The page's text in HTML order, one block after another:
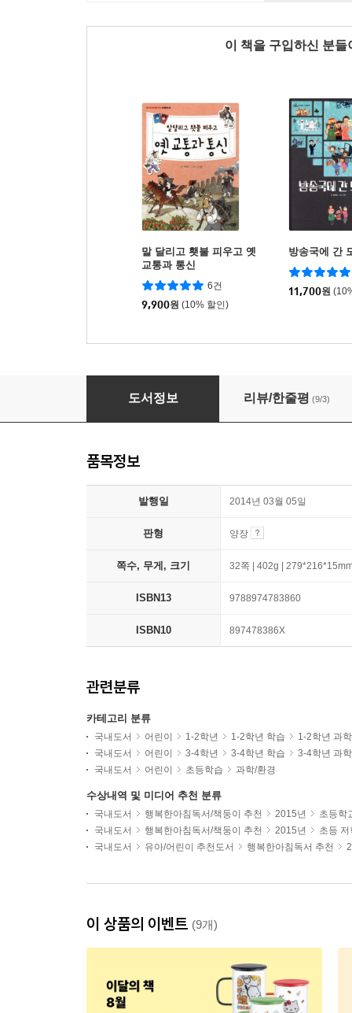
이 책을 구입하신 분
말 달리고 횃불 피우고 옛
교통과 통신
6건
9,900원 (10% 할인)
방송국에 간
11,700원
새들은 왜 깃털이 있을까?
도서정보 리뷰/한줄평 (9/3)
품목정보
발행일 2014년 03월 05일
판형 양장
쪽수, 무게, 크기 32쪽 | 402g |
ISBN13 9788974783860
ISBN10 897478386X
관련분류
카테고리 분류
국내도서 어린이 1-2학년 1-2학년 학습
1-2학년 과
국내도서
어린이 3-4학년 3-4학년 학습
3-4학년 과
국내도서
어린이 초등학습 과학/환경
수상내역 및 미디어 추천 분류
국내도서 행복한아침독서/책둥이 추천 2015년
초등학
국내도서
행복한아침독서/책둥이 추천 2015년
초등
국내도서
유아/어린이 추천도서 행복한아침독서 추천
이 상품의 이벤트 (9개)